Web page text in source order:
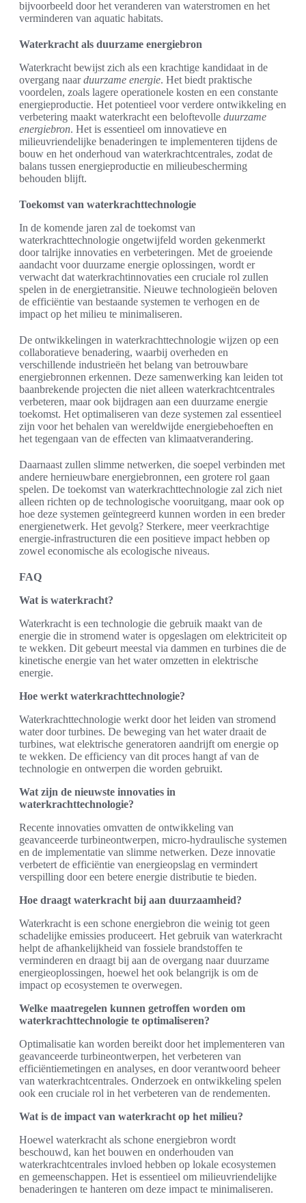
bijvoorbeeld door het veranderen van waterstromen en het
verminderen van aquatic habitats.
Waterkracht als duurzame energiebron
Waterkracht bewijst zich als een krachtige kandidaat in de
overgang naarduurzame energie. Het biedt praktische
voordelen, zoals lagere operationele kosten en een constante
energieproductie. Het potentieel voor verdere ontwikkeling en
verbetering maakt waterkracht een beloftevolle duurzame
energiebron. Het is essentieel om innovatieve en
milieuvriendelijke benaderingen te implementeren tijdens de
bouw en het onderhoud van waterkrachtcentrales, zodat de
balans tussen energieproductie en milieubescherming
behouden blijft.
Toekomst van waterkrachttechnologie
In de komende jaren zal de toekomst van
waterkrachttechnologie ongetwijfeld worden gekenmerkt
door talrijke innovaties en verbeteringen. Met de groeiende
aandacht voor duurzame energie oplossingen, wordt er
verwacht dat waterkrachtinnovaties een cruciale rol zullen
spelen in de energietransitie. Nieuwe technologieën beloven
de efficiëntie van bestaande systemen te verhogen en de
impact op het milieu te minimaliseren.
De ontwikkelingen in waterkrachttechnologie wijzen op een
collaboratieve benadering, waarbij overheden en
verschillende industrieën het belang van betrouwbare
energiebronnen erkennen. Deze samenwerking kan leiden tot
baanbrekende projecten die niet alleen waterkrachtcentrales
verbeteren, maar ook bijdragen aan een duurzame energie
toekomst. Het optimaliseren van deze systemen zal essentieel
zijn voor het behalen van wereldwijde energiebehoeften en
het tegengaan van de effecten van klimaatverandering.
Daarnaast zullen slimme netwerken, die soepel verbinden met
andere hernieuwbare energiebronnen, een grotere rol gaan
spelen. De toekomst van waterkrachttechnologie zal zich niet
alleen richten op de technologische vooruitgang, maar ook op
hoe deze systemen geïntegreerd kunnen worden in een breder
energienetwerk. Het gevolg? Sterkere, meer veerkrachtige
energie-infrastructuren die een positieve impact hebben op
zowel economische als ecologische niveaus.
FAQ
Wat is waterkracht?
Waterkracht is een technologie die gebruik maakt van de
energie die in stromend water is opgeslagen om elektriciteit op
te wekken. Dit gebeurt meestal via dammen en turbines die de
kinetische energie van het water omzetten in elektrische
energie.
Hoe werkt waterkrachttechnologie?
Waterkrachttechnologie werkt door het leiden van stromend
water door turbines. De beweging van het water draait de
turbines, wat elektrische generatoren aandrijft om energie op
te wekken. De efficiency van dit proces hangt af van de
technologie en ontwerpen die worden gebruikt.
Wat zijn de nieuwste innovaties in
waterkrachttechnologie?
Recente innovaties omvatten de ontwikkeling van
geavanceerde turbineontwerpen, micro-hydraulische systemen
en de implementatie van slimme netwerken. Deze innovatie
verbetert de efficiëntie van energieopslag en vermindert
verspilling door een betere energie distributie te bieden.
Hoe draagt waterkracht bij aan duurzaamheid?
Waterkracht is een schone energiebron die weinig tot geen
schadelijke emissies produceert. Het gebruik van waterkracht
helpt de afhankelijkheid van fossiele brandstoffen te
verminderen en draagt bij aan de overgang naar duurzame
energieoplossingen, hoewel het ook belangrijk is om de
impact op ecosystemen te overwegen.
Welke maatregelen kunnen getroffen worden om
waterkrachttechnologie te optimaliseren?
Optimalisatie kan worden bereikt door het implementeren van
geavanceerde turbineontwerpen, het verbeteren van
efficiëntiemetingen en analyses, en door verantwoord beheer
van waterkrachtcentrales. Onderzoek en ontwikkeling spelen
ook een cruciale rol in het verbeteren van de rendementen.
Wat is de impact van waterkracht op het milieu?
Hoewel waterkracht als schone energiebron wordt
beschouwd, kan het bouwen en onderhouden van
waterkrachtcentrales invloed hebben op lokale ecosystemen
en gemeenschappen. Het is essentieel om milieuvriendelijke
benaderingen te hanteren om deze impact te minimaliseren.